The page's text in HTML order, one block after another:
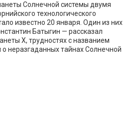
Солнечной системы двумя
технологического
известно 20 января. Один из них
Батыгин — рассказал
X, трудностях с названием
о неразгаданных тайнах Солнечной